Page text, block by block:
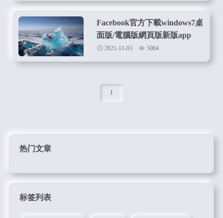
Facebook官方下載windows7桌
面版/電腦版網頁版新版app
2021-11-03 5004
1
热门文章
标签列表